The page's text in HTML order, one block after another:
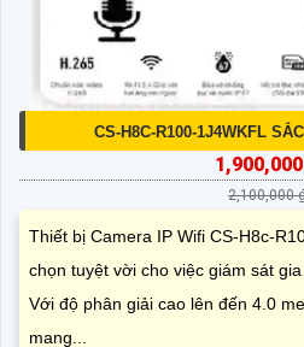
CS-H8C-R100-1J4WKFL
2,100,000
Thiết bị Camera IP Wifi CS-H8c-
chọn tuyệt vời cho việc giám sát
Với độ phân giải cao lên đến 4.0
mang...